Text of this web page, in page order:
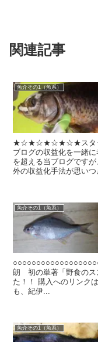
関連記事
魚介その1（魚系）
★☆★☆★☆★☆★スタ
ブログの収益化を一緒
を超える当ブログです
外の収益化手法が思い
魚介その1（魚系）
朗 初の単著「野食のス
た！！ 購入へのリンク
も、紀伊...
魚介その1（魚系）